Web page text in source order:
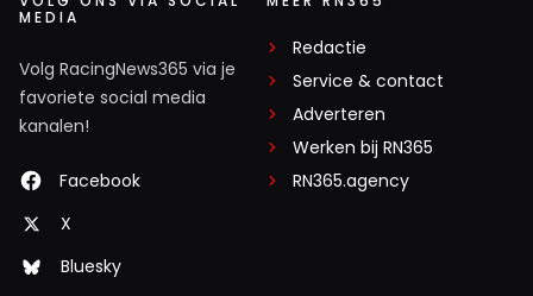
MEDIA
Volg RacingNews365 via je
favoriete social media
kanalen!
Facebook
X
Bluesky
Redactie
Service & contact
Adverteren
Werken bij RN365
RN365.agency